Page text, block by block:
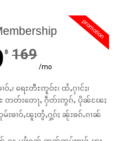
promotion
฿ 169
/mo
၊ ရေႊတီႊဢူဝ်ႊ၊ ထႆႇႁၢင်ႈ၊
ႊ တတ်းတေႃႇ ႁဵတ်းဢွၵ်ႇ ပိုၼ်ၽႄႈ
ၶၢဝ်ႇၽူႈတွႆႇႁွၵ်ႈ ၼႂ်းၶၵ်ႉၵၢၼ်